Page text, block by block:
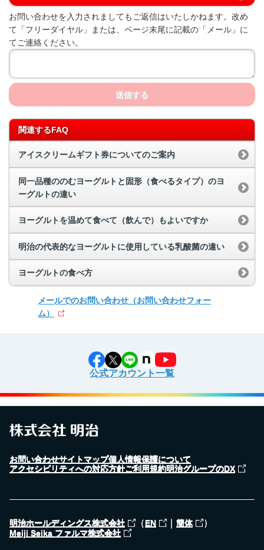
お問い合わせを入力されましてもご返信はいたしかねます。改め
て「フリーダイヤル」または、ページ末尾に記載の「メール」に
てご連絡ください。
送信する
関連するFAQ
アイスクリームギフト券についてのご案内
同一品種ののむヨーグルトと固形（食べるタイプ）のヨ
ーグルトの違い
ヨーグルトを温めて食べて（飲んで）もよいですか
明治の代表的なヨーグルトに使用している乳酸菌の違い
ヨーグルトの食べ方
メールでのお問い合わせ （お問い合わせフォー
ム）
公式アカウント一覧
お問い合わせサイトマップ個人情報保護について
アクセシビリティへの対応方針ご利用規約明治グループのDX
明治ホールディングス株式会社 （EN ｜ 簡体 ）
Meiji Seika ファルマ株式会社